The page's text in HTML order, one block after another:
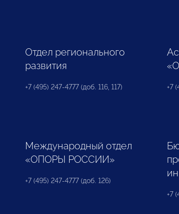
Отдел регионального
развития
+7 (495) 247-4777 (доб. 116, 117) +7
Международный отдел
«ОПОРЫ РОССИИ»
+7 (495) 247-4777 (доб. 126)
+7